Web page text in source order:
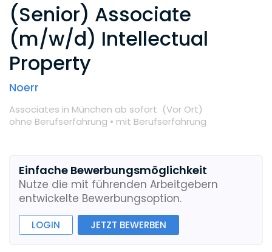
(Senior) Associate
(m/w/d) Intellectual
Property
Noerr
Associates in München ab sofort (Vor Ort)
ohne Berufserfahrung • mit Berufserfahrung
Einfache Bewerbungsmöglichkeit
Nutze die mit führenden Arbeitgebern
entwickelte Bewerbungsoption.
LOGIN JETZT BEWERBEN